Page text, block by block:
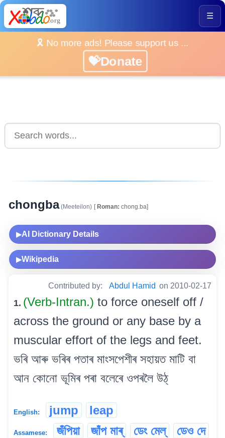
☰
🎗️ No more ads! Please support us ...
💝Donate
chongba(Meeteilon) [Roman: chong.ba]
▶AI Dictionary Details
▶Wikipedia
Contributed by: Abdul Hamid on 2010-02-17
1. (Verb-Intran.) to force oneself off /
across the ground or any base by a
muscular effort of the legs and feet.
ভৰি আৰু ভৰিৰ পতাৰ মাংসপেশীৰ সহায়ত মাটি বা
আন কোনো ভূমিৰ পৰা বলেৰে ওপৰলৈ উঠ্
English: jump leap
Assamese: জঁপিয়া জাঁপ মাৰ্ ডেং মেল্ ডেও দে